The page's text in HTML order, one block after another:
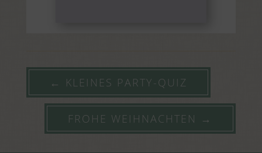
← KLEINES PARTY-QUIZ
FROHE WEIHNACHTEN →